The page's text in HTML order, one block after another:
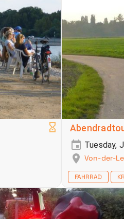
Tuesday,
Von-der-
FAHRRAD